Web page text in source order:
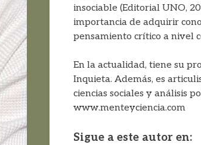
insociable (Editorial UNO,
importancia de adquirir
pensamiento crítico a nivel
En la actualidad, tiene su
Inquieta. Además, es
ciencias sociales y análisis
www.menteyciencia.com
Sigue a este autor en: